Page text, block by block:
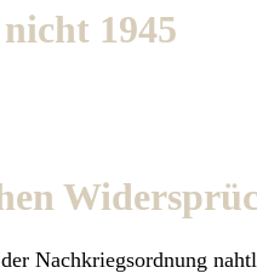
1945
Nachkriegsordnung